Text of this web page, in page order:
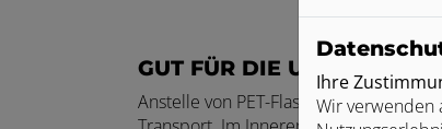
GUT FÜR DIE UMWELT.
Anstelle von PET-Flaschen fließt
Ihre
Wir verwenden